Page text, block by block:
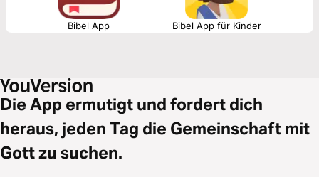
Bibel App Bibel App für Kinder
Die App ermutigt und fordert dich
heraus, jeden Tag die Gemeinschaft mit
Gott zu suchen.